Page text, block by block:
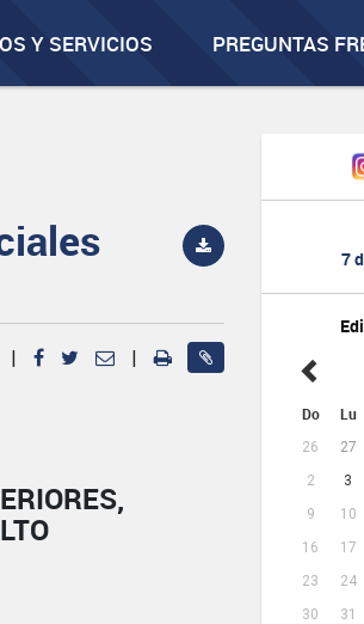
Y SERVICIOS PREGUNTAS
7
Do Lu
26 27
2
3
9
10
16
17
23
24
30
31
| |